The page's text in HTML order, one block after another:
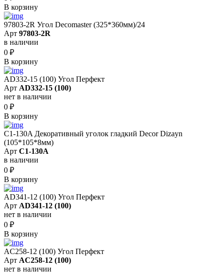
В корзину
97803-2R Угол Decomaster (325*360мм)/24
Арт 97803-2R
в наличии
0 ₽
В корзину
AD332-15 (100) Угол Перфект
Арт AD332-15 (100)
нет в наличии
0 ₽
В корзину
C1-130A Декоративный уголок гладкий Decor Dizayn
(105*105*8мм)
Арт C1-130A
в наличии
0 ₽
В корзину
AD341-12 (100) Угол Перфект
Арт AD341-12 (100)
нет в наличии
0 ₽
В корзину
AC258-12 (100) Угол Перфект
Арт AC258-12 (100)
нет в наличии